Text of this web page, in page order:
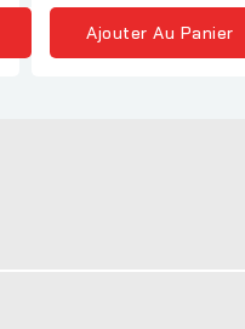
Ajouter Au Panier